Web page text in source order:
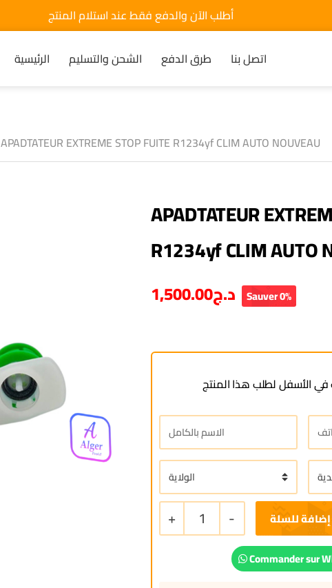
أطلب الآن والدفع فقط عند استلام المنتج
الرئيسية الشحن والتسليم طرق الدفع اتصل بنا
APADTATEUR EXTREME STOP FUITE R1234yf CLIM AUTO NOUVEAU
APADTATEUR
R1234yf CLIM AUTO
د.ج1,500.00 Sauver 0%
الأسفل لطلب هذا المنتج
+ 1 - إضافة للسلة
Commander sur